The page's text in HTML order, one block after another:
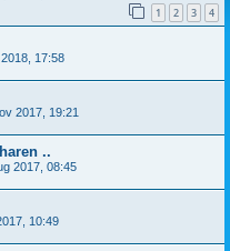
1 2 3 4
17:58
2017, 19:21
..
2017, 08:45
10:49